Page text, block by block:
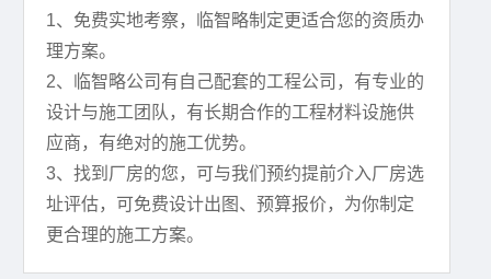
1、免费实地考察，临智略制定更适合您的资质办
理方案。
2、临智略公司有自己配套的工程公司，有专业的
设计与施工团队，有长期合作的工程材料设施供
应商，有绝对的施工优势。
3、找到厂房的您，可与我们预约提前介入厂房选
址评估，可免费设计出图、预算报价，为你制定
更合理的施工方案。